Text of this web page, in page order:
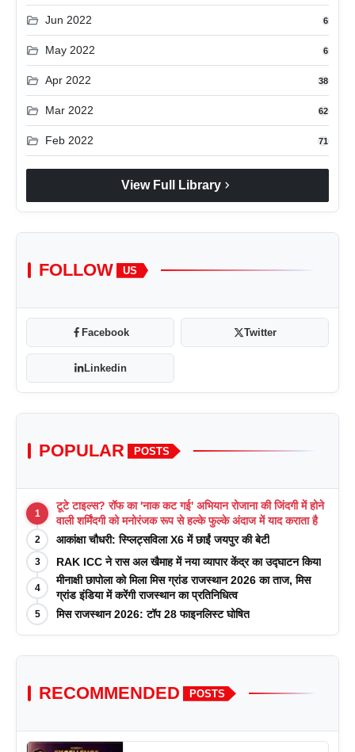
folder_open Jun 2022 6
folder_open May 2022 6
folder_open Apr 2022 38
folder_open Mar 2022 62
folder_open Feb 2022 71
View Full Library chevron_right
FOLLOW US
Facebook Twitter
Linkedin
POPULAR POSTS
1
टूटे टाइल्स? रॉफ का 'नाक कट गई' अभियान रोजाना की जिंदगी में होने
वाली शर्मिंदगी को मनोरंजक रूप से हल्के फुल्के अंदाज में याद कराता है
2 आकांक्षा चौधरी: स्प्लिट्सविला X6 में छाईं जयपुर की बेटी
3 RAK ICC ने रास अल खैमाह में नया व्यापार केंद्र का उद्घाटन किया
4
मीनाक्षी छापोला को मिला मिस ग्रांड राजस्थान 2026 का ताज, मिस
ग्रांड इंडिया में करेंगी राजस्थान का प्रतिनिधित्व
5 मिस राजस्थान 2026: टॉप 28 फाइनलिस्ट घोषित
RECOMMENDED POSTS